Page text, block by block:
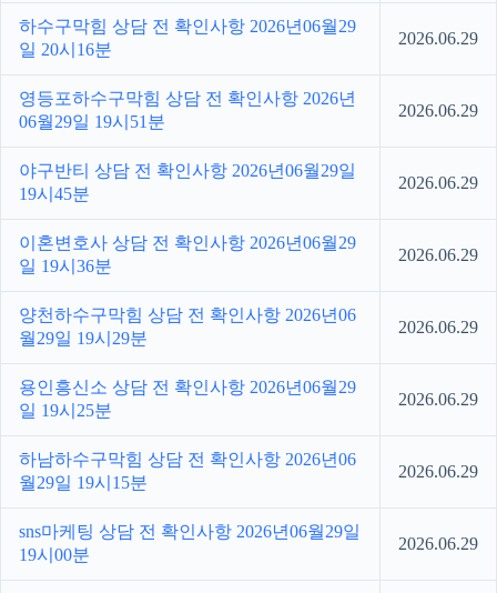
하수구막힘 상담 전 확인사항 2026년06월29
일 20시16분
2026.06.29
영등포하수구막힘 상담 전 확인사항 2026년
06월29일 19시51분
2026.06.29
야구반티 상담 전 확인사항 2026년06월29일
19시45분
2026.06.29
이혼변호사 상담 전 확인사항 2026년06월29
일 19시36분
2026.06.29
양천하수구막힘 상담 전 확인사항 2026년06
월29일 19시29분
2026.06.29
용인흥신소 상담 전 확인사항 2026년06월29
일 19시25분
2026.06.29
하남하수구막힘 상담 전 확인사항 2026년06
월29일 19시15분
2026.06.29
sns마케팅 상담 전 확인사항 2026년06월29일
19시00분
2026.06.29